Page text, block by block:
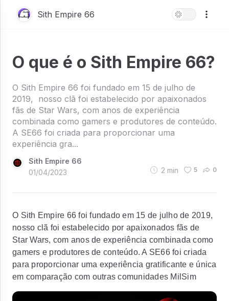
Sith Empire 66
O que é o Sith Empire 66?
O Sith Empire 66 foi fundado em 15 de julho de
2019, nosso clã foi estabelecido por apaixonados
fãs de Star Wars, com anos de experiência
combinada como gamers e produtores de conteúdo.
A SE66 foi criada para proporcionar uma
experiência gra...
Sith Empire 66
01/04/2023
2 min 5 0
O Sith Empire 66 foi fundado em 15 de julho de 2019,
nosso clã foi estabelecido por apaixonados fãs de
Star Wars, com anos de experiência combinada como
gamers e produtores de conteúdo. A SE66 foi criada
para proporcionar uma experiência gratificante e única
em comparação com outras comunidades MilSim